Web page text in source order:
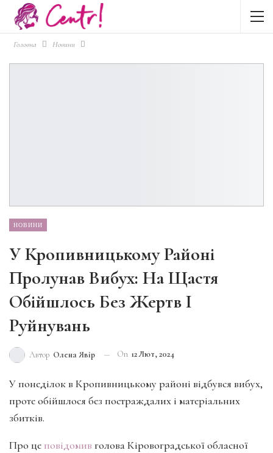
Головна Новини
НОВИНИ
У Кропивницькому Районі
Пролунав Вибух: На Щастя
Обійшлось Без Жертв І
Руйнувань
Автор Олена Явір On 12 Лют, 2024
У понеділок в Кропивницькому районі відбувся вибух,
проте обійшлося без постраждалих і матеріальних
збитків.
Про це повідомив голова Кіровоградської обласної